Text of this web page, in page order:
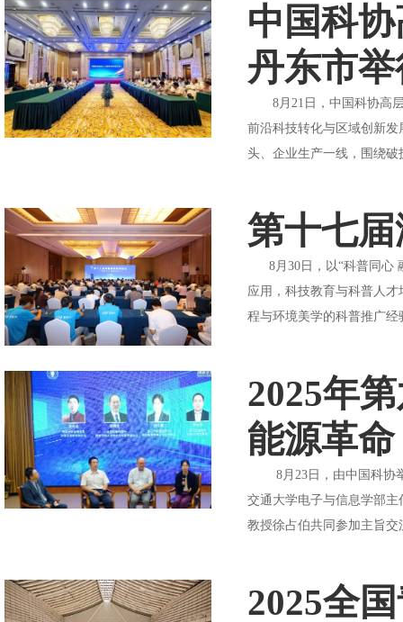
中国科
丹东市
8月21日，中国科协高层
前沿科技转化与区域创新
头、企业生产一线，围绕
第十七
8月30日，以“科普同心
应用，科技教育与科普人
程与环境美学的科普推广
2025年
能源革命
8月23日，由中国科协举
交通大学电子与信息学部
教授徐占伯共同参加主旨
2025全